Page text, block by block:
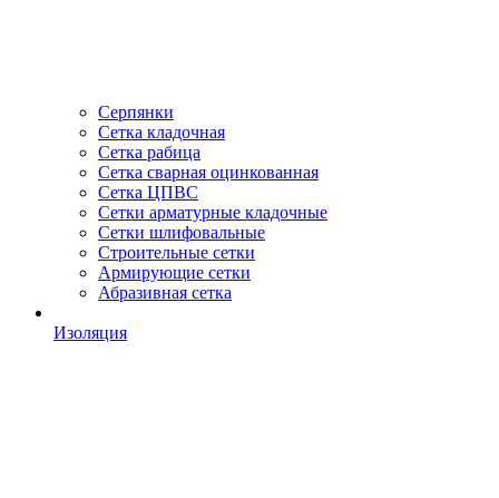
Серпянки
Сетка кладочная
Сетка рабица
Сетка сварная оцинкованная
Сетка ЦПВС
Сетки арматурные кладочные
Сетки шлифовальные
Строительные сетки
Армирующие сетки
Абразивная сетка
Изоляция